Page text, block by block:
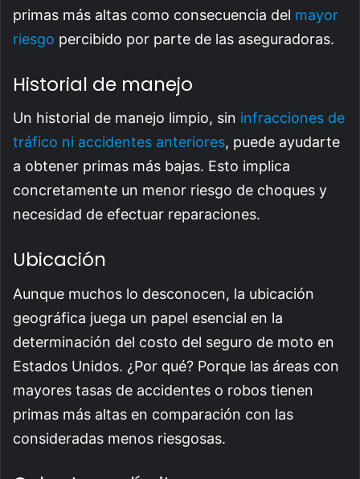
primas más altas como consecuencia del mayor
riesgo percibido por parte de las aseguradoras.
Historial de manejo
Un historial de manejo limpio, sin infracciones de
tráfico ni accidentes anteriores, puede ayudarte
a obtener primas más bajas. Esto implica
concretamente un menor riesgo de choques y
necesidad de efectuar reparaciones.
Ubicación
Aunque muchos lo desconocen, la ubicación
geográfica juega un papel esencial en la
determinación del costo del seguro de moto en
Estados Unidos. ¿Por qué? Porque las áreas con
mayores tasas de accidentes o robos tienen
primas más altas en comparación con las
consideradas menos riesgosas.